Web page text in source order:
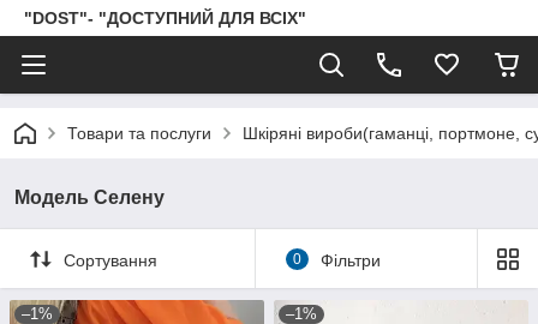
"DOST"- "ДОСТУПНИЙ ДЛЯ ВСІХ"
Товари та послуги Шкіряні вироби(гаманці, портмоне,
Модель Селену
Сортування 0 Фільтри
–1% –1%